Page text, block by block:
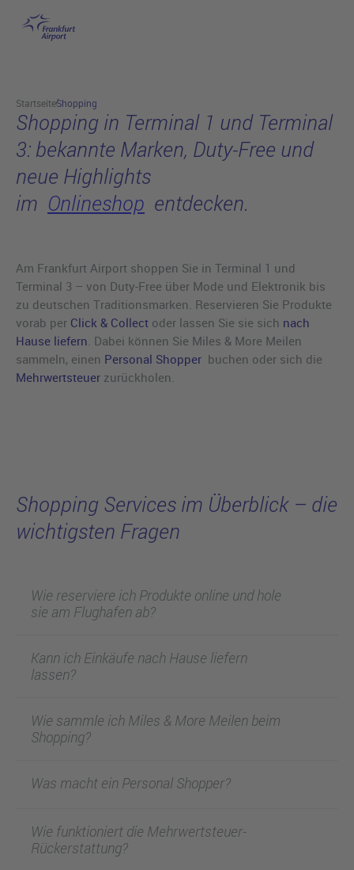
Hauptinhalt anspringen
StartseiteShopping
Shopping in Terminal 1 und Terminal
3: bekannte Marken, Duty-Free und
neue Highlights
im Onlineshop entdecken.
Am Frankfurt Airport shoppen Sie in Terminal 1 und
Terminal 3 – von Duty-Free über Mode und Elektronik bis
zu deutschen Traditionsmarken. Reservieren Sie Produkte
vorab per Click & Collect oder lassen Sie sie sich nach
Hause liefern. Dabei können Sie Miles & More Meilen
sammeln, einen Personal Shopper buchen oder sich die
Mehrwertsteuer zurückholen.
Shopping Services im Überblick – die
wichtigsten Fragen
Wie reserviere ich Produkte online und hole
sie am Flughafen ab?
Kann ich Einkäufe nach Hause liefern
lassen?
Wie sammle ich Miles & More Meilen beim
Shopping?
Was macht ein Personal Shopper?
Wie funktioniert die Mehrwertsteuer-
Rückerstattung?